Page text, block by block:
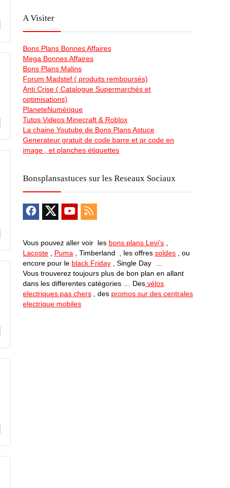
A Visiter
Bons Plans Bonnes Affaires
Mega Bonnes Affaires
Bons Plans Malins
Forum Madstef ( produits remboursés)
Anti Crise ( Catalogue Supermarchés et
optimisations)
PlaneteNumérique
Tutos Videos Minecraft & Roblox
La chaine Youtube de Bons Plans Astuce
Generateur gratuit de code barre et qr code en
image , et planches étiquettes
Bonsplansastuces sur les Reseaux Sociaux
Vous pouvez aller voir les bons plans Levi’s
Lacoste
Puma , Timberland , les offres soldes , ou
encore pour le black Friday , Single Day …
Vous trouverez toujours plus de bon plan en allant
dans les differentes catégories … Des vélos
electriques pas chers , des promos sur des centrales
electrique mobiles